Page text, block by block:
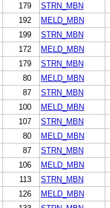
179 STRN_MBN
192 MELD_MBN
199 STRN_MBN
172 MELD_MBN
179 STRN_MBN
80 MELD_MBN
87 STRN_MBN
100 MELD_MBN
107 STRN_MBN
80 MELD_MBN
87 STRN_MBN
106 MELD_MBN
113 STRN_MBN
126 MELD_MBN